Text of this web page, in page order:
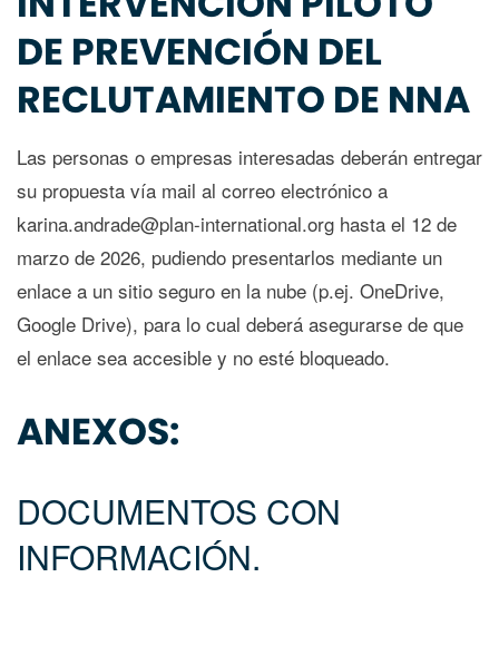
DE PREVENCIÓN DEL
RECLUTAMIENTO DE NNA
Las personas o empresas interesadas deberán entregar
su propuesta vía mail al correo electrónico a
karina.andrade@plan-international.org hasta el 12 de
marzo de 2026, pudiendo presentarlos mediante un
enlace a un sitio seguro en la nube (p.ej. OneDrive,
Google Drive), para lo cual deberá asegurarse de que
el enlace sea accesible y no esté bloqueado.
ANEXOS:
DOCUMENTOS CON
INFORMACIÓN.